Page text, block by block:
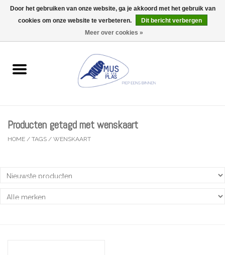
0 Artikelen - €0,00
Wenskaarten
Producten getagd met wenskaart
HOME / TAGS / WENSKAART
Door het gebruiken van onze website, ga je akkoord met het gebruik van
cookies om onze website te verbeteren.
Dit bericht verbergen
Meer over cookies »
Wij zijn uitzonderlijk gesloten op Do 06/08 en Do 13/08